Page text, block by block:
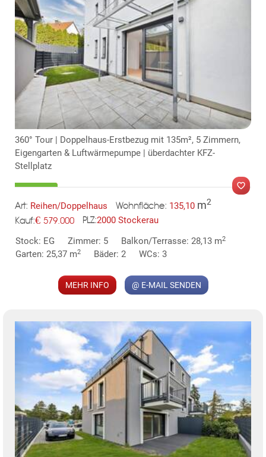
TE
KLIS
360° Tour | Doppelhaus-Erstbezug mit 135m², 5 Zimmern,
Eigengarten & Luftwärmepumpe | überdachter KFZ-
Stellplatz
Art: Reihen/Doppelhaus Wohnfläche: 135,10 m2
Kauf:€ 579.000 PLZ:2000 Stockerau
Stock: EG
Zimmer: 5 Balkon/Terrasse: 28,13 m2
Garten: 25,37 m2 Bäder: 2 WCs: 3
MEHR INFO @ E-MAIL SENDEN